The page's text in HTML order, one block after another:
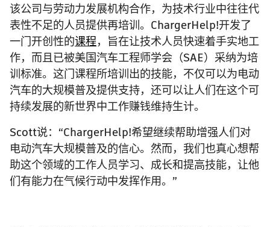
该公司与劳动力发展机构合作，为技术行业中往往代
表性不足的人员提供再培训。ChargerHelp!开发了
一门开创性的课程，旨在让技术人员快速着手实地工
作，而且已被美国汽车工程师学会（SAE）采纳为培
训标准。这门课程所培训出的技能，不仅可以为电动
汽车的大规模普及提供支持，还可以让人们在这个可
持续发展的新世界中工作赚钱维持生计。
Scott说：“ChargerHelp!希望继续帮助增强人们对
电动汽车大规模普及的信心。然而，我们也真心想帮
助这个领域的工作人员学习、成长和提高技能，让他
们有能力在气候行动中发挥作用。”